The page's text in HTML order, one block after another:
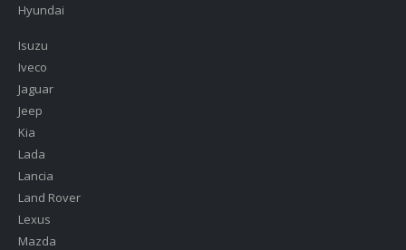
Hyundai
Isuzu
Iveco
Jaguar
Jeep
Kia
Lada
Lancia
Land Rover
Lexus
Mazda